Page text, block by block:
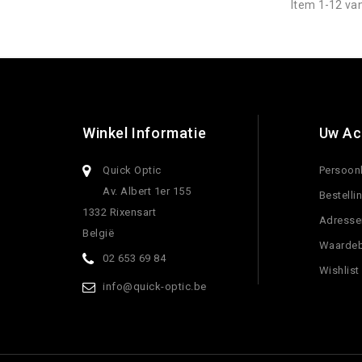
Item 1-12
Winkel Informatie
Quick Optic
Av. Albert 1er 155
1332 Rixensart
België
02 653 69 84
info@quick-optic.be
Uw
Wishlist